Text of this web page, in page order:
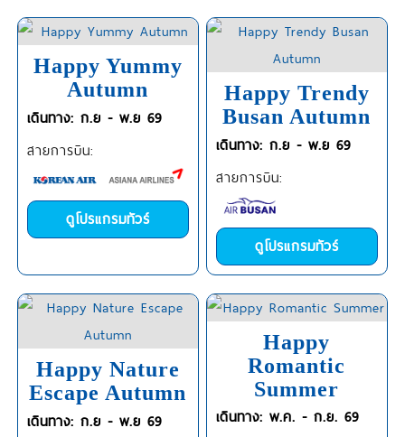
Happy Yummy
Autumn
เดินทาง: ก.ย - พ.ย 69
สายการบิน:
ดูโปรแกรมทัวร์
Happy Trendy
Busan Autumn
เดินทาง: ก.ย - พ.ย 69
สายการบิน:
ดูโปรแกรมทัวร์
Happy Nature
Escape Autumn
เดินทาง: ก.ย - พ.ย 69
Happy
Romantic
Summer
เดินทาง: พ.ค. - ก.ย. 69